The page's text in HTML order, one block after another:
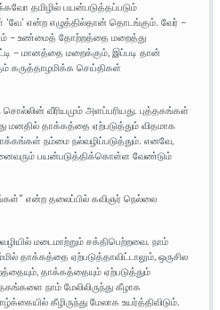
தமிழில் பயன்படுத்தப்படும்
என்ற எழுத்தில்தான் தொடங்கும். வேர் –
– உண்மைத் தோற்றத்தை மறைத்து
– மானத்தை மறைக்கும், இப்படி தான்
கருத்தாழமிக்க செய்திகள்
வீரியமும் அளப்பரியது. புத்தகங்கள்
மனதில் தாக்கத்தை ஏற்படுத்தும் விதமாக
நம்மை நல்வழிப்படுத்தும். எனவே,
பயன்படுத்திக்கொள்ள வேண்டும்
என்ற தலைப்பில் கவிஞர் நெல்லை
மடைமாற்றும் சக்திபெற்றவை. நாம்
தாக்கத்தை ஏற்படுத்தாவிட்டாலும், ஒருசில
தாக்கத்தையும் ஏற்படுத்தும்
நாம் மேலிலிருந்து கீழாக
கீழிருந்து மேலாக உயர்த்திவிடும்.